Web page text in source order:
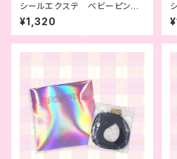
シールエクステ ベビーピン
ク 4本セット
¥1,320